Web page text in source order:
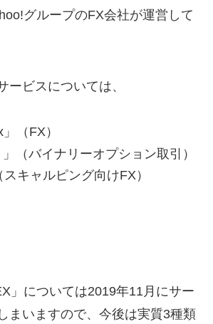
グループのFX会社が運営して
ービスについては、
（FX）
」（バイナリーオプション取引）
スキャルピング向けFX）
」については2019年11月にサー
まいますので、今後は実質3種類